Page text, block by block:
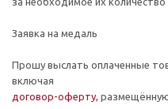
Заявка на медаль
Прошу выслать оплаченные
включая
договор-оферту, размещённую